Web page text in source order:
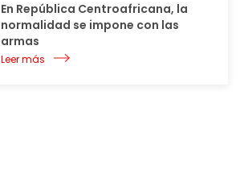
En República Centroafricana, la
normalidad se impone con las
armas
Leer más